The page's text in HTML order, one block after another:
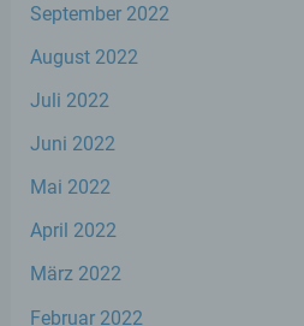
September 2022
August 2022
Juli 2022
Juni 2022
Mai 2022
April 2022
März 2022
Februar 2022
Als identifizierbar wird
insbesondere mittels
mehreren besonderen
kulturellen oder
natürlichen Person
kann.